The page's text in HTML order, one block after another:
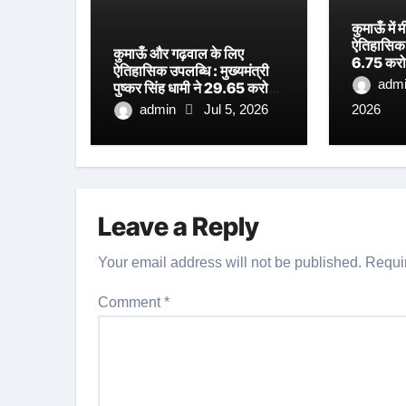
कुमाऊँ और गढ़वाल के लिए
ऐतिहासिक उपलब्धि : मुख्यमंत्री
पुष्कर सिंह धामी ने 29.65 करोड़
रुपये की लागत से निर्मित धनगढ़ी
सेतु का किया लोकार्पण
admin Jul 5, 2026
कुमाऊँ में
6.75
धामी का
2026
Leave a Reply
Your email address will not be published.
Comment*